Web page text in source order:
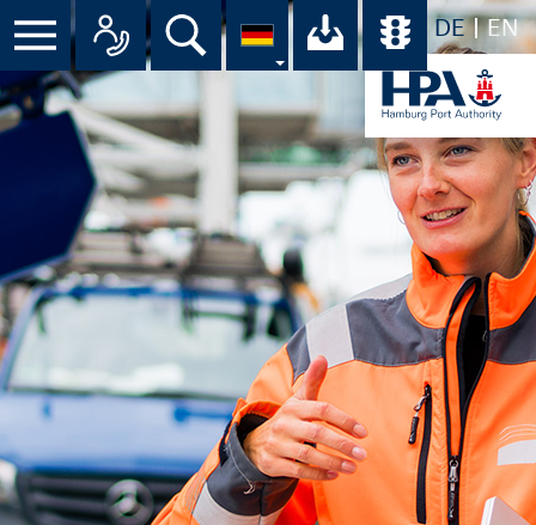
DE EN
Suche Ihr Download-